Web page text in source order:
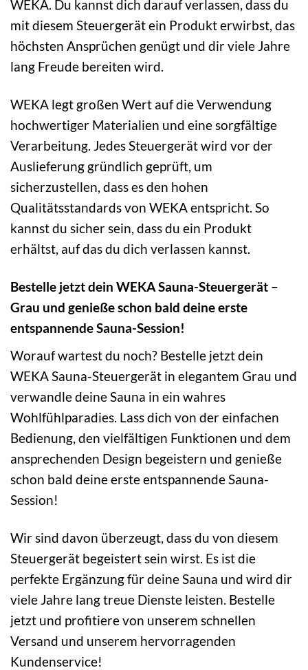
WEKA. Du kannst dich darauf verlassen, dass du
mit diesem Steuergerät ein Produkt erwirbst, das
höchsten Ansprüchen genügt und dir viele Jahre
lang Freude bereiten wird.
WEKA legt großen Wert auf die Verwendung
hochwertiger Materialien und eine sorgfältige
Verarbeitung. Jedes Steuergerät wird vor der
Auslieferung gründlich geprüft, um
sicherzustellen, dass es den hohen
Qualitätsstandards von WEKA entspricht. So
kannst du sicher sein, dass du ein Produkt
erhältst, auf das du dich verlassen kannst.
Bestelle jetzt dein WEKA Sauna-Steuergerät –
Grau und genieße schon bald deine erste
entspannende Sauna-Session!
Worauf wartest du noch? Bestelle jetzt dein
WEKA Sauna-Steuergerät in elegantem Grau und
verwandle deine Sauna in ein wahres
Wohlfühlparadies. Lass dich von der einfachen
Bedienung, den vielfältigen Funktionen und dem
ansprechenden Design begeistern und genieße
schon bald deine erste entspannende Sauna-
Session!
Wir sind davon überzeugt, dass du von diesem
Steuergerät begeistert sein wirst. Es ist die
perfekte Ergänzung für deine Sauna und wird dir
viele Jahre lang treue Dienste leisten. Bestelle
jetzt und profitiere von unserem schnellen
Versand und unserem hervorragenden
Kundenservice!